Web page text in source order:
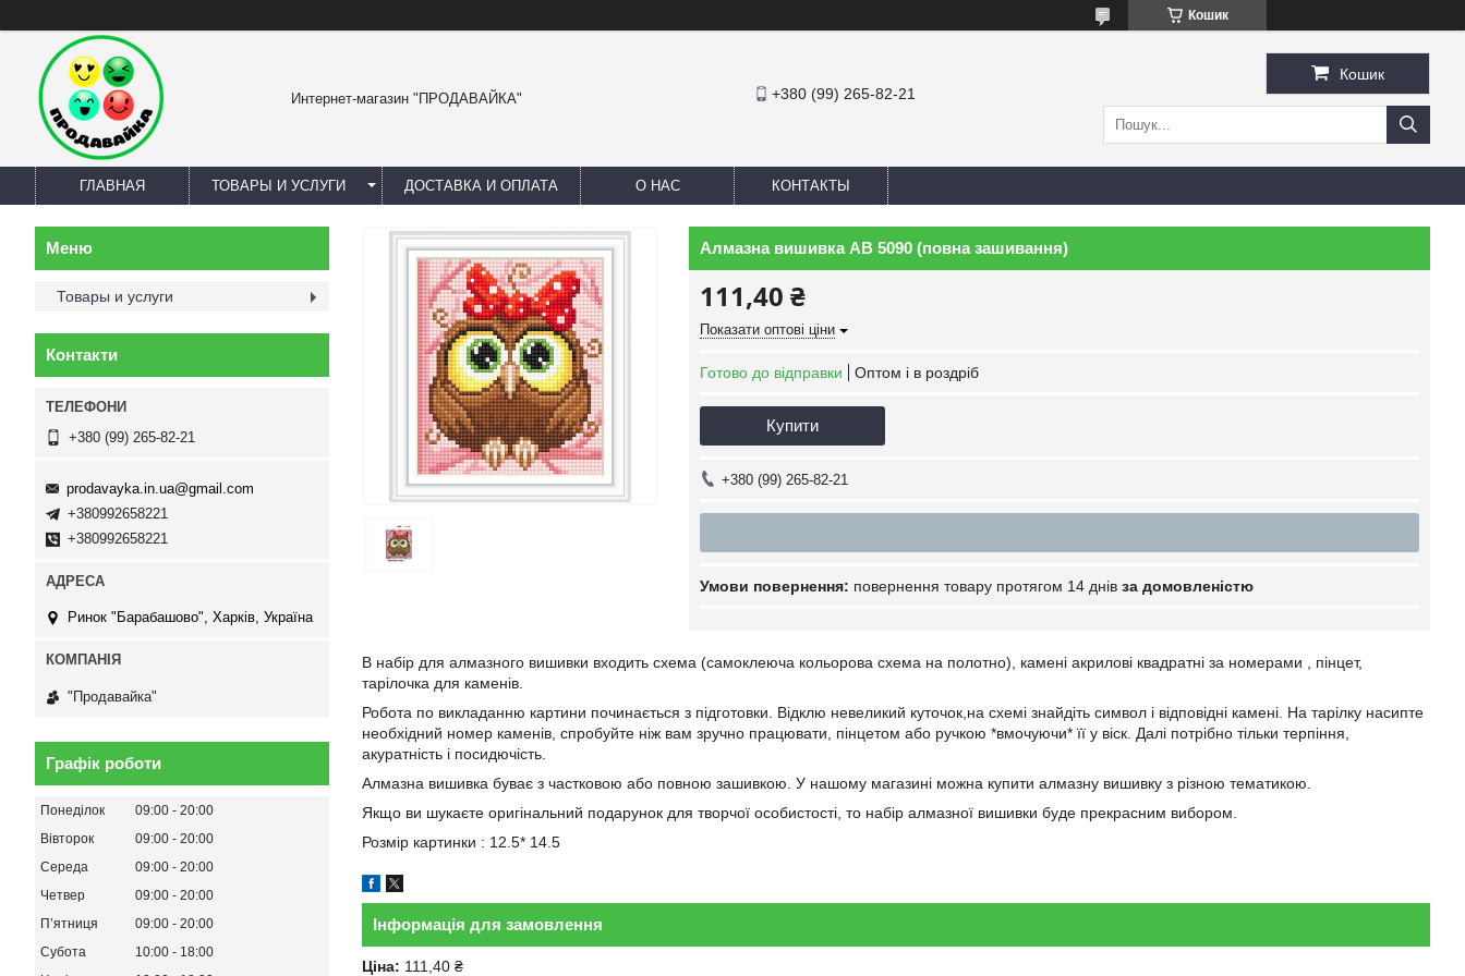
Кошик
Интернет-магазин "ПРОДАВАЙКА" +380 (99) 265-82-21
Кошик
ГЛАВНАЯ ТОВАРЫ И УСЛУГИ ДОСТАВКА И ОПЛАТА О НАС КОНТАКТЫ
Алмазна вишивка АВ 5090 (повна зашивання)
111,40 ₴
Показати оптові ціни
Готово до відправки Оптом і в роздріб
Купити
+380 (99) 265-82-21
повернення товару протягом 14 днів за домовленістю
В набір для алмазного вишивки входить схема (самоклеюча кольорова схема на полотно), камені акрилові квадратні за номерами , пінцет,
тарілочка для каменів.
Робота по викладанню картини починається з підготовки. Відклю невеликий куточок,на схемі знайдіть символ і відповідні камені. На тарілку насипте
необхідний номер каменів, спробуйте ніж вам зручно працювати, пінцетом або ручкою *вмочуючи* її у віск. Далі потрібно тільки терпіння,
акуратність і посидючість.
Алмазна вишивка буває з частковою або повною зашивкою. У нашому магазині можна купити алмазну вишивку з різною тематикою.
Якщо ви шукаєте оригінальний подарунок для творчої особистості, то набір алмазної вишивки буде прекрасним вибором.
Розмір картинки : 12.5* 14.5
Інформація для замовлення
Ціна: 111,40 ₴
Товары и услуги
Контакти
+380 (99) 265-82-21
prodavayka.in.ua@gmail.com
+380992658221
+380992658221
Ринок "Барабашово", Харків, Україна
"Продавайка"
Графік роботи
Понеділок 09:00
20:00
Вівторок
09:00
20:00
Середа
09:00
20:00
Четвер
09:00
20:00
Пʼятниця
09:00
20:00
Субота
10:00
18:00